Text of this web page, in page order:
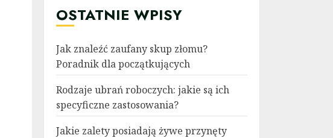
OSTATNIE WPISY
Jak znaleźć zaufany skup złomu?
Poradnik dla początkujących
Rodzaje ubrań roboczych: jakie są ich
specyficzne zastosowania?
Jakie zalety posiadają żywe przynęty